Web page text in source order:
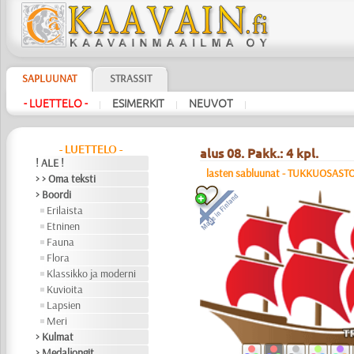
SAPLUUNAT STRASSIT
- LUETTELO - | ESIMERKIT | NEUVOT |
- LUETTELO -
! ALE !
> > Oma teksti
> Boordi
Erilaista
Etninen
Fauna
Flora
Klassikko ja moderni
Kuvioita
Lapsien
Meri
> Kulmat
alus 08. Pakk.: 4 kpl.
lasten sabluunat -